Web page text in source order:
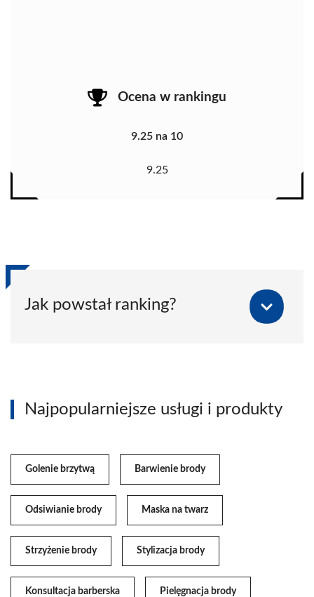
Ocena w rankingu
9.25 na 10
9.25
Jak powstał ranking?
Najpopularniejsze usługi i produkty
Golenie brzytwą Barwienie brody
Odsiwianie brody Maska na twarz
Strzyżenie brody Stylizacja brody
Konsultacja barberska Pielęgnacja brody